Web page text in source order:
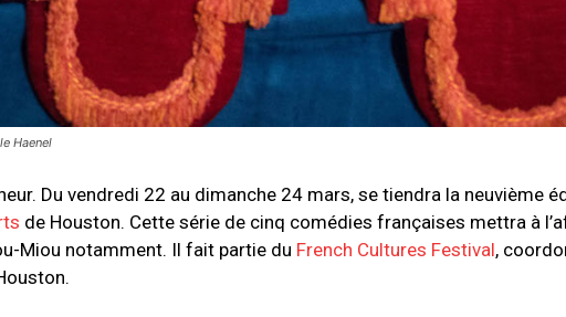
Haenel
Du vendredi 22 au dimanche 24 mars, se tiendra la neuvième
de Houston. Cette série de cinq comédies françaises mettra à
Miou notamment. Il fait partie du French Cultures Festival,